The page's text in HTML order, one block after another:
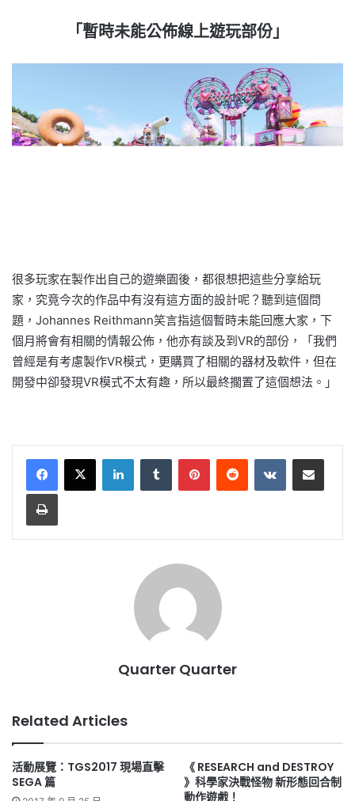
「暫時未能公佈線上遊玩部份」
很多玩家在製作出自己的遊樂園後，都很想把這些分享給玩
家，究竟今次的作品中有沒有這方面的設計呢？聽到這個問
題，Johannes Reithmann笑言指這個暫時未能回應大家，下
個月將會有相關的情報公佈，他亦有談及到VR的部份，「我們
曾經是有考慮製作VR模式，更購買了相關的器材及軟件，但在
開發中卻發現VR模式不太有趣，所以最終擱置了這個想法。」
LinkedInTumblr PinterestReddit VKontakteShare via Email
Print
Quarter Quarter
Related Articles
活動展覽：TGS2017 現場直擊
SEGA 篇
《 RESEARCH and DESTROY
》科學家決戰怪物 新形態回合制
動作遊戲！